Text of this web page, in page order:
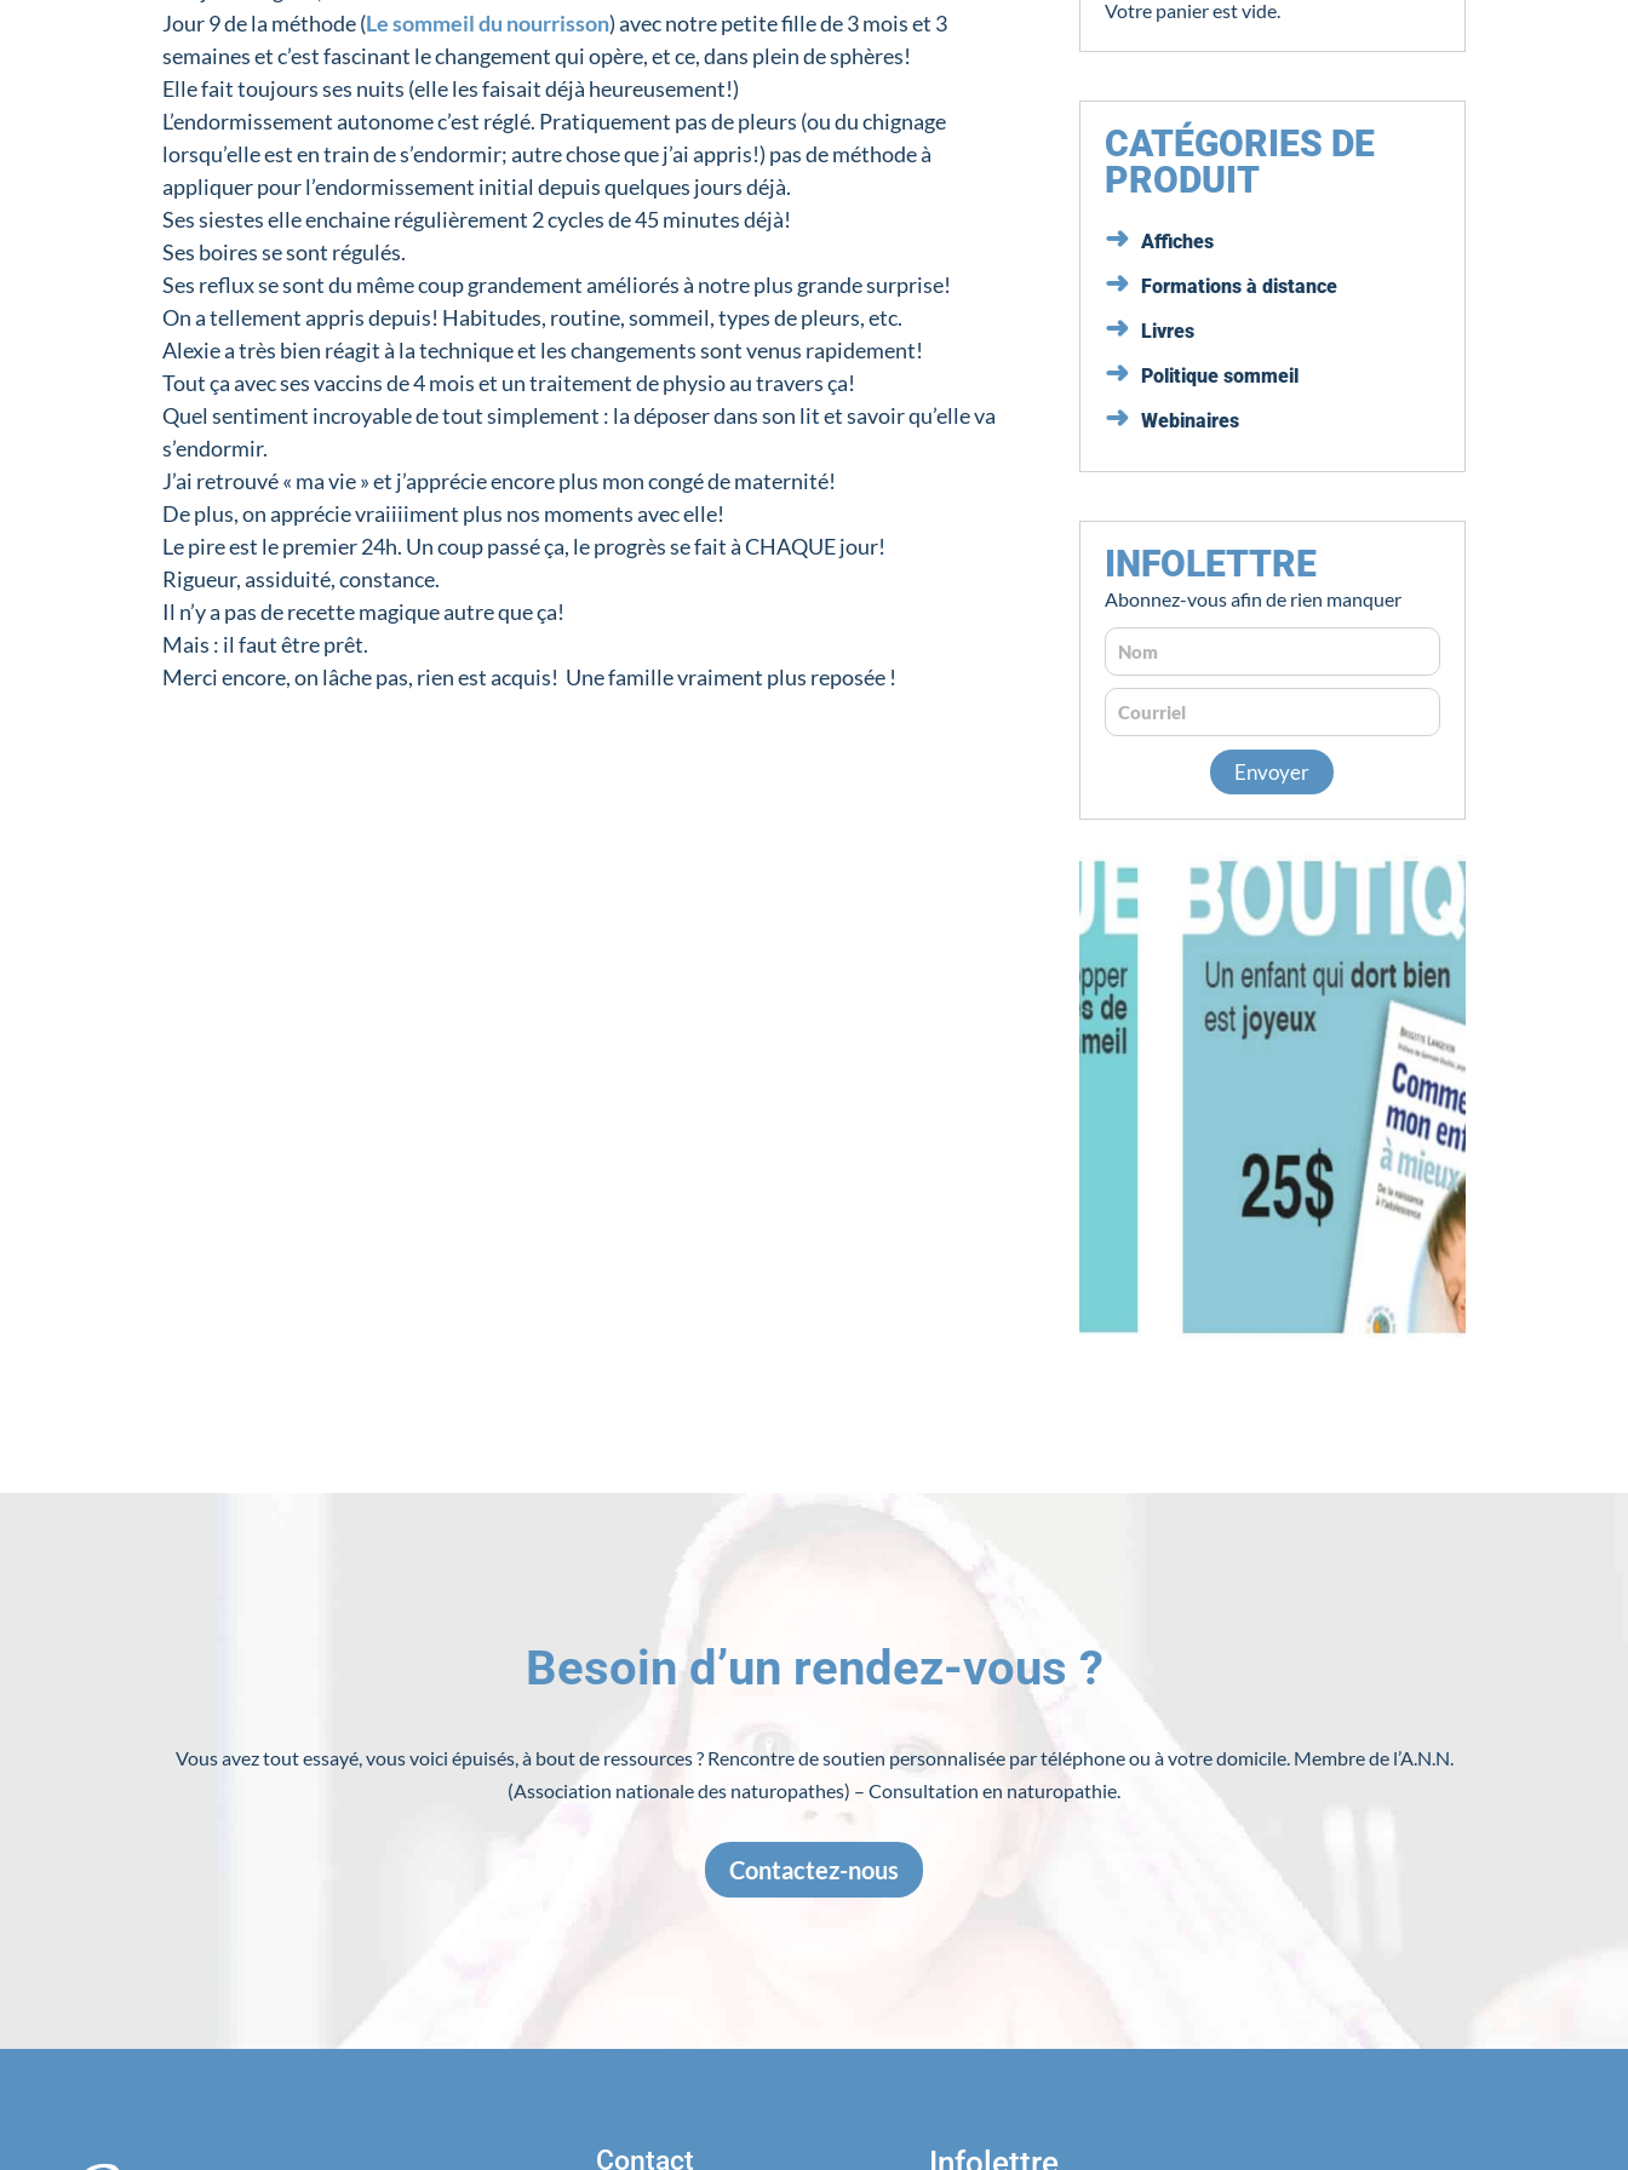
Jour 9 de la méthode (Le sommeil du nourrisson) avec notre petite fille de 3 mois et 3
semaines et c’est fascinant le changement qui opère, et ce, dans plein de sphères!
Elle fait toujours ses nuits (elle les faisait déjà heureusement!)
L’endormissement autonome c’est réglé. Pratiquement pas de pleurs (ou du chignage
lorsqu’elle est en train de s’endormir; autre chose que j’ai appris!) pas de méthode à
appliquer pour l’endormissement initial depuis quelques jours déjà.
Ses siestes elle enchaine régulièrement 2 cycles de 45 minutes déjà!
Ses boires se sont régulés.
Ses reflux se sont du même coup grandement améliorés à notre plus grande surprise!
On a tellement appris depuis! Habitudes, routine, sommeil, types de pleurs, etc.
Alexie a très bien réagit à la technique et les changements sont venus rapidement!
Tout ça avec ses vaccins de 4 mois et un traitement de physio au travers ça!
Quel sentiment incroyable de tout simplement : la déposer dans son lit et savoir qu’elle va
s’endormir.
J’ai retrouvé « ma vie » et j’apprécie encore plus mon congé de maternité!
De plus, on apprécie vraiiiiment plus nos moments avec elle!
Le pire est le premier 24h. Un coup passé ça, le progrès se fait à CHAQUE jour!
Rigueur, assiduité, constance.
Il n’y a pas de recette magique autre que ça!
Mais : il faut être prêt.
Merci encore, on lâche pas, rien est acquis! Une famille vraiment plus reposée !
Votre panier est vide.
CATÉGORIES DE
PRODUIT
Affiches
Formations à distance
Livres
Politique sommeil
Webinaires
INFOLETTRE
Abonnez-vous afin de rien manquer
Besoin d’un rendez-vous ?
Vous avez tout essayé, vous voici épuisés, à bout de ressources ? Rencontre de soutien personnalisée par téléphone ou à votre domicile. Membre de l’A.N.N.
(Association nationale des naturopathes) – Consultation en naturopathie.
Contactez-nous
Contact Infolettre